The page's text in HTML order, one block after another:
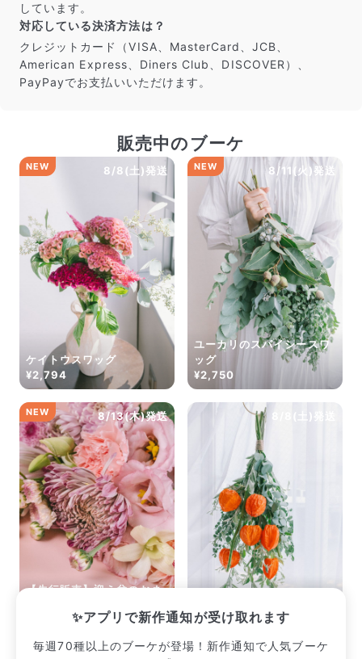
しています。
対応している決済方法は？
クレジットカード（VISA、MasterCard、JCB、
American Express、Diners Club、DISCOVER）、
PayPayでお支払いいただけます。
✨アプリで新作通知が受け取れます
毎週70種以上のブーケが登場！新作通知で人気ブーケ
販売中のブーケ
8/8(土)発送
NEW
ケイトウスワッグ
¥2,794
8/11(火)発送
NEW
ユーカリのスパイシースワ
ッグ
¥2,750
8/13(木)発送
NEW
【先行販売】迎え盆のおま
8/8(土)発送
¥2,893